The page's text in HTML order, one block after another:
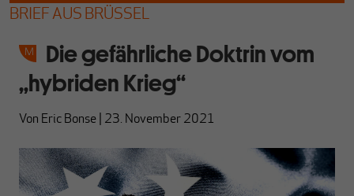
BRIEF AUS BRÜSSEL
Die gefährliche Doktrin vom
„hybriden Krieg“
Von Eric Bonse 23. November 2021